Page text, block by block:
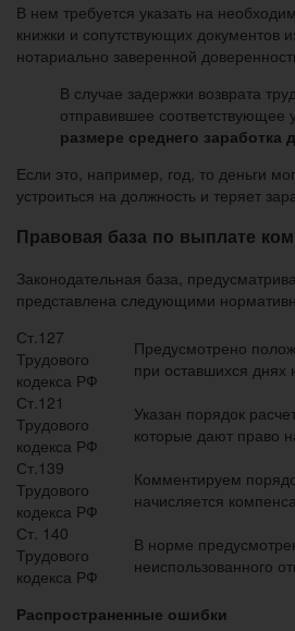
В нем требуется указать на
книжки и сопутствующих документов
нотариально заверенной
В случае задержки возврата
отправившее
размере среднего
Если это, например, год, то деньги
устроиться на должность и теряет
Правовая база по выплате
Законодательная база,
представлена следующими
Ст.127
Трудового
кодекса РФ
Предусмотрено
при оставшихся днях
Ст.121
Трудового
кодекса РФ
Указан порядок
которые дают право
Ст.139
Трудового
кодекса РФ
Комментируем
начисляется
Ст. 140
Трудового
кодекса РФ
В норме
неиспользованного
Распространенные ошибки